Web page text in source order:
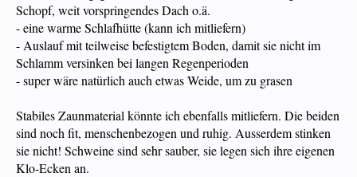
Schopf, weit vorspringendes Dach o.ä.
- eine warme Schlafhütte (kann ich mitliefern)
- Auslauf mit teilweise befestigtem Boden, damit sie nicht im
Schlamm versinken bei langen Regenperioden
- super wäre natürlich auch etwas Weide, um zu grasen
Stabiles Zaunmaterial könnte ich ebenfalls mitliefern. Die beiden
sind noch fit, menschenbezogen und ruhig. Ausserdem stinken
sie nicht! Schweine sind sehr sauber, sie legen sich ihre eigenen
Klo-Ecken an.